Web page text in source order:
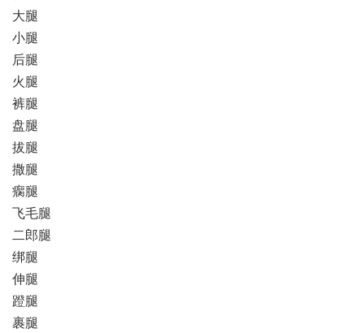
大腿
小腿
后腿
火腿
裤腿
盘腿
拔腿
撒腿
瘸腿
飞毛腿
二郎腿
绑腿
伸腿
蹬腿
裹腿